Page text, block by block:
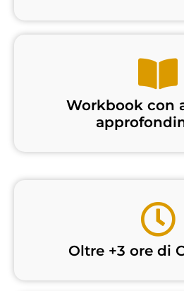
Workbook con
Oltre +3 ore di